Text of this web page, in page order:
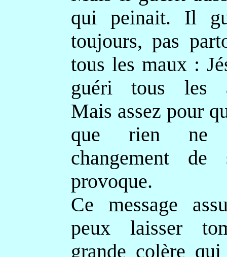
qui peinait. Il
toujours, pas
tous les maux :
guéri tous les
Mais assez pour
que rien ne
changement de
provoque.
Ce message
peux laisser
grande colère